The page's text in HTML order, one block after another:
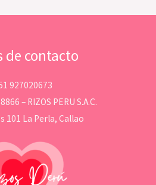
de contacto
927020673
– RIZOS PERU S.A.C.
101 La Perla, Callao